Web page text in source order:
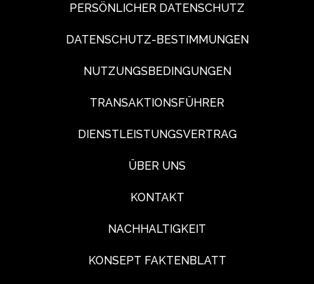
PERSÖNLICHER DATENSCHUTZ
DATENSCHUTZ-BESTIMMUNGEN
NUTZUNGSBEDINGUNGEN
TRANSAKTIONSFÜHRER
DIENSTLEISTUNGSVERTRAG
ÜBER UNS
KONTAKT
NACHHALTIGKEIT
KONSEPT FAKTENBLATT